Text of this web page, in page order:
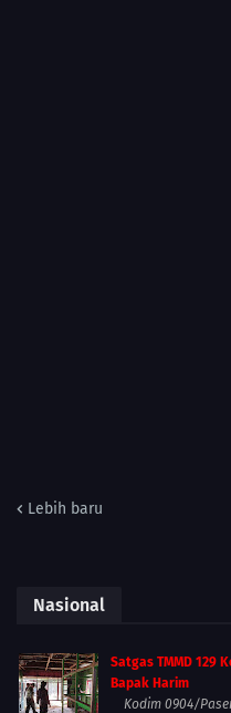
Lebih baru
Nasional
Satgas TMMD 129
Bapak Harim
Kodim 0904/